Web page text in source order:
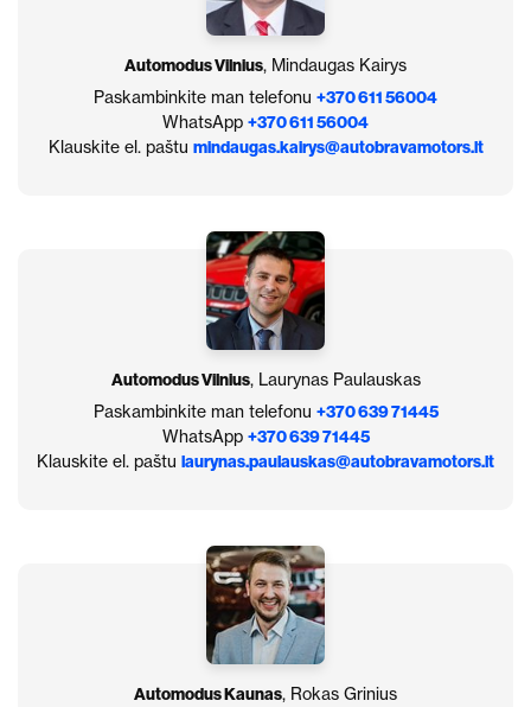
Automodus Vilnius, Mindaugas Kairys
Paskambinkite man telefonu +370 611 56004
WhatsApp +370 611 56004
Klauskite el. paštu mindaugas.kairys@autobravamotors.lt
Automodus Vilnius, Laurynas Paulauskas
Paskambinkite man telefonu +370 639 71445
WhatsApp +370 639 71445
Klauskite el. paštu laurynas.paulauskas@autobravamotors.lt
Automodus Kaunas, Rokas Grinius